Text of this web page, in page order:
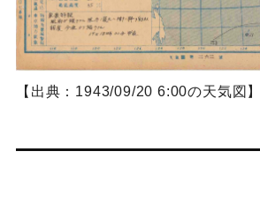
【出典：1943/09/20 6:00の天気図】